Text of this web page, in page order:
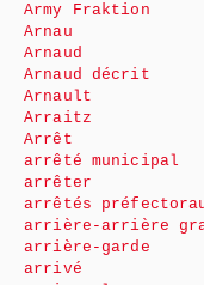
Army Fraktion
Arnau
Arnaud
Arnaud décrit
Arnault
Arraitz
Arrêt
arrêté municipal
arrêter
arrêtés
arrière-arrière
arrière-garde
arrivé